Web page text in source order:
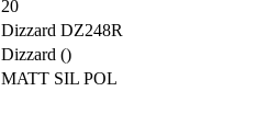
20
Dizzard DZ248R
Dizzard ()
MATT SIL POL